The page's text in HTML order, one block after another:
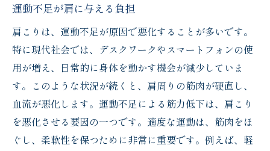
運動不足が肩に与える負担
肩こりは、運動不足が原因で悪化することが多いです。
特に現代社会では、デスクワークやスマートフォンの使
用が増え、日常的に身体を動かす機会が減少していま
す。このような状況が続くと、肩周りの筋肉が硬直し、
血流が悪化します。運動不足による筋力低下は、肩こり
を悪化させる要因の一つです。適度な運動は、筋肉をほ
ぐし、柔軟性を保つために非常に重要です。例えば、軽